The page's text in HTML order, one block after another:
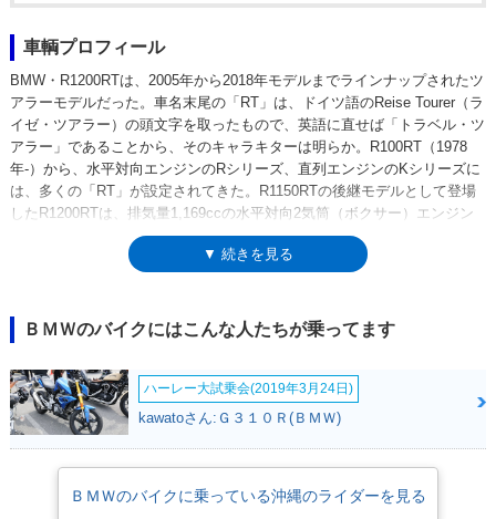
車輌プロフィール
BMW・R1200RTは、2005年から2018年モデルまでラインナップされたツ
アラーモデルだった。車名末尾の「RT」は、ドイツ語のReise Tourer（ラ
イゼ・ツアラー）の頭文字を取ったもので、英語に直せば「トラベル・ツ
アラー」であることから、そのキャラキターは明らか。R100RT（1978
年-）から、水平対向エンジンのRシリーズ、直列エンジンのKシリーズに
は、多くの「RT」が設定されてきた。R1150RTの後継モデルとして登場
したR1200RTは、排気量1,169ccの水平対向2気筒（ボクサー）エンジン
を搭載。このエンジンは、2010年モデルでDOHCヘッドを得て、2014年
モデルからは冷却に水冷式を併用するようになるなどの変更を受けた。
適なラグジュアリーツアラーではないかというイメージでとらえられるこ
とがあるが、豪華な装備とともに、スポーツバイクのような軽快な身のこ
なしができることも特徴だった。とりわけ、2014年のモデルチェンジで
は、さまざまな電子制御技術を標準装備するようになり、ライディングモ
ード選択などによって、RTのスポーツ性能がより際立つことにもなっ
た。なお、R1200RTは、後発のR1200RやR1200RSよりも、ホイールベー
▼ 続きを見る
ＢＭＷのバイクにはこんな人たちが乗ってます
ハーレー大試乗会(2019年3月24日)
kawatoさん:Ｇ３１０Ｒ(ＢＭＷ)
ＢＭＷのバイクに乗っている沖縄のライダーを見る